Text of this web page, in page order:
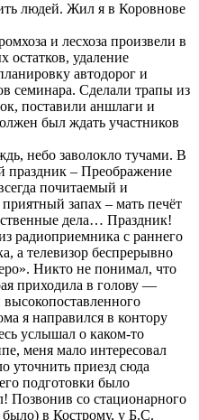
людей. Жил я в Коровнове
и лесхоза произвели в
остатков, удаление
автодорог и
семинара. Сделали трапы из
поставили аншлаги и
был ждать участников
небо заволокло тучами. В
праздник – Преображение
почитаемый и
запах – мать печёт
дела… Праздник!
радиоприемника с раннего
а телевизор беспрерывно
Никто не понимал, что
приходила в голову —
я направился в контору
услышал о каком-то
меня мало интересовал
уточнить приезд сюда
подготовки было
Позвонив со стационарного
было) в Кострому, у Б.С.